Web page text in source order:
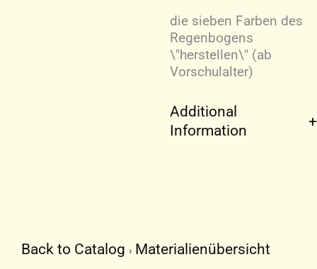
die sieben Farben des
Regenbogens
\"herstellen\" (ab
Vorschulalter)
Additional
Information
Back to Catalog Materialienübersicht